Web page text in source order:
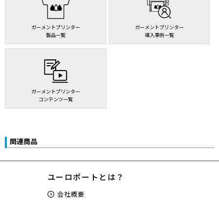
ガーメントプリンター
製品一覧
ガーメントプリンター
導入事例一覧
ガーメントプリンター
コンテンツ一覧
関連商品
ユーロポートとは？
会社概要